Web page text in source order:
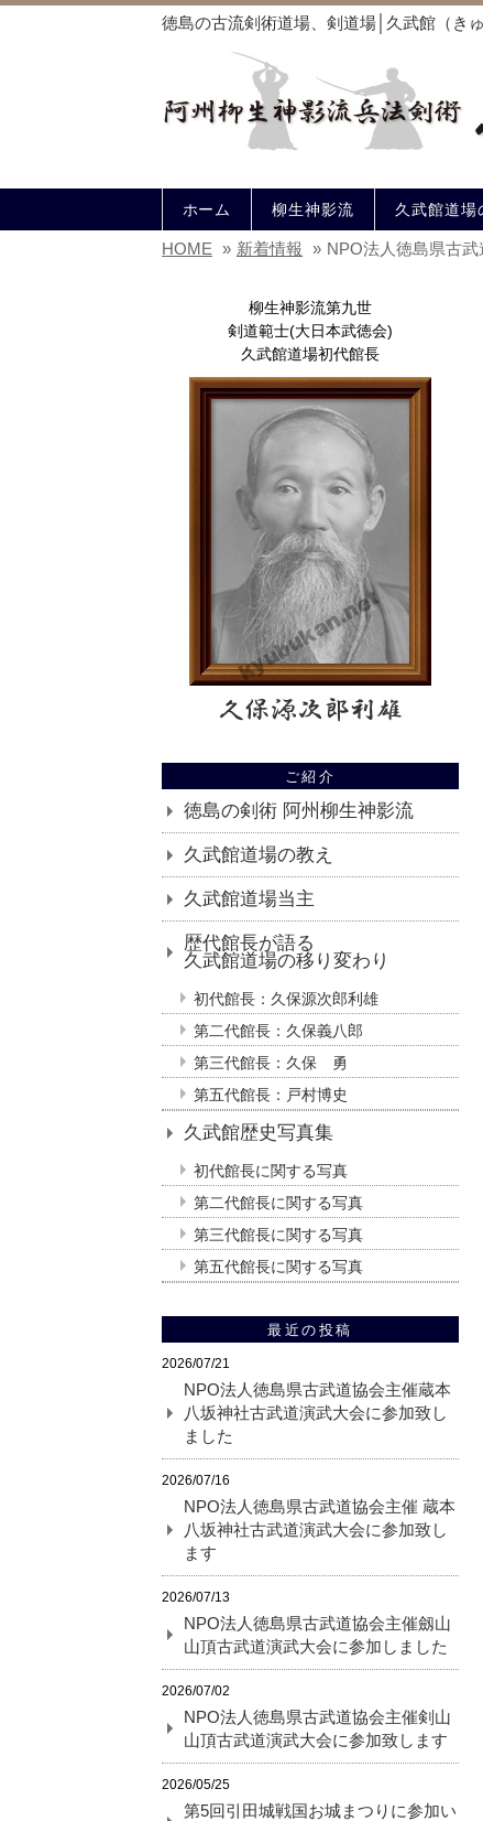
徳島の古流剣術道場、剣道場│久武館（
ホーム 柳生神影流 久武館道場
HOME » 新着情報 » NPO法人徳島県古
柳生神影流第九世
剣道範士(大日本武徳会)
久武館道場初代館長
ご紹介
徳島の剣術 阿州柳生神影流
久武館道場の教え
久武館道場当主
歴代館長が語る
久武館道場の移り変わり
初代館長：久保源次郎利雄
第二代館長：久保義八郎
第三代館長：久保 勇
第五代館長：戸村博史
久武館歴史写真集
初代館長に関する写真
第二代館長に関する写真
第三代館長に関する写真
第五代館長に関する写真
最近の投稿
2026/07/21
NPO法人徳島県古武道協会主催蔵本
八坂神社古武道演武大会に参加致し
ました
2026/07/16
NPO法人徳島県古武道協会主催 蔵本
八坂神社古武道演武大会に参加致し
ます
2026/07/13
NPO法人徳島県古武道協会主催劔山
山頂古武道演武大会に参加しました
2026/07/02
NPO法人徳島県古武道協会主催剣山
山頂古武道演武大会に参加致します
2026/05/25
第5回引田城戦国お城まつりに参加い